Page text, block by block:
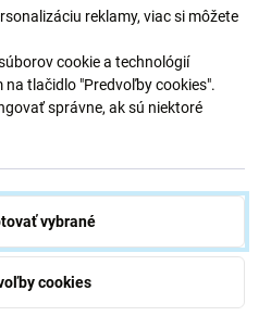
diel v kvalite
rovnakých noriem,
porovnateľných s originálnym
náhradu originálu, ktorá môže
minimálne odchýlky vo
reklamy, viac si môžete
cookie a technológií
tlačidlo "Predvoľby cookies".
správne, ak sú niektoré
vybrané
cookies